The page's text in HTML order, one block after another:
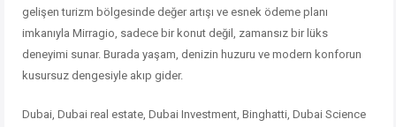
gelişen turizm bölgesinde değer artışı ve esnek ödeme planı
imkanıyla Mirragio, sadece bir konut değil, zamansız bir lüks
deneyimi sunar. Burada yaşam, denizin huzuru ve modern konforun
kusursuz dengesiyle akıp gider.
Dubai, Dubai real estate, Dubai Investment, Binghatti, Dubai Science